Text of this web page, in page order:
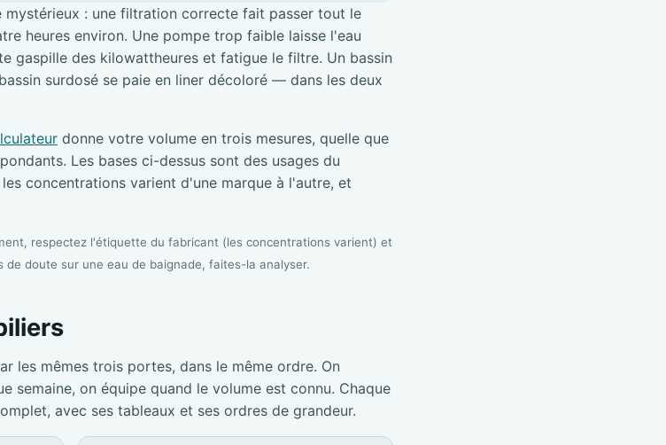
mystérieux : une filtration correcte fait passer tout le
heures environ. Une pompe trop faible laisse l'eau
gaspille des kilowattheures et fatigue le filtre. Un bassin
surdosé se paie en liner décoloré — dans les deux
donne votre volume en trois mesures, quelle que
Les bases ci-dessus sont des usages du
concentrations varient d'une marque à l'autre, et
respectez l'étiquette du fabricant (les concentrations varient) et
doute sur une eau de baignade, faites-la analyser.
les mêmes trois portes, dans le même ordre. On
semaine, on équipe quand le volume est connu. Chaque
avec ses tableaux et ses ordres de grandeur.